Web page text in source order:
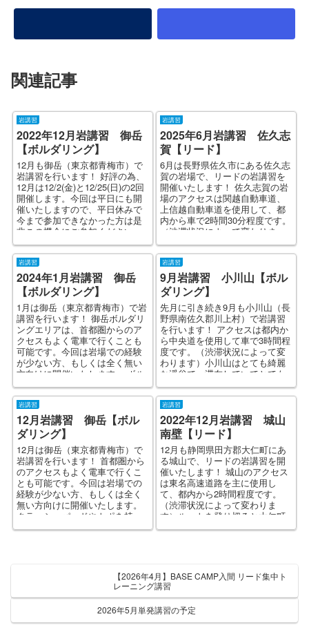
関連記事
岩講習
2022年12月岩講習 御岳
【ボルダリング】
12月も御岳（東京都青梅市）で
岩講習を行います！ 好評の為、
12月は12/2(金)と12/25(日)の2回
開催します。今回は平日にも開
催いたしますので、平日休みで
今まで参加できなかった方は是
非この機会にご参加ください。
...
岩講習
2025年6月岩講習 佐久志
賀【リード】
6月は長野県佐久市にある佐久志
賀の岩場で、リードの岩講習を
開催いたします！ 佐久志賀の岩
場のアクセスは関越自動車道、
上信越自動車道を使用して、都
内から車で2時間30分程度です。
（渋滞状況によって変わりま
す）新幹線を使用する場...
岩講習
2024年1月岩講習 御岳
【ボルダリング】
1月は御岳（東京都青梅市）で岩
講習を行います！ 御岳ボルダリ
ングエリアは、首都圏からのア
クセスもよく電車で行くことも
可能です。今回は岩場での経験
が少ない方、もしくは全く無い
方向けに開催いたします。 ボル
ダリングマット(...
岩講習
9月岩講習 小川山【ボル
ダリング】
先月に引き続き9月も小川山（長
野県南佐久郡川上村）で岩講習
を行います！ アクセスは都内か
ら中央道を使用して車で3時間程
度です。（渋滞状況によって変
わります）小川山はとても綺麗
な渓谷で、滞在していてとても
気持ちが良い場所です。...
岩講習
12月岩講習 御岳【ボル
ダリング】
12月は御岳（東京都青梅市）で
岩講習を行います！ 首都圏から
のアクセスもよく電車で行くこ
とも可能です。今回は岩場での
経験が少ない方、もしくは全く
無い方向けに開催いたします。
クラッシュパッドやトポを持っ
ていなくてもOKです。 ...
岩講習
2022年12月岩講習 城山
南壁【リード】
12月も静岡県田方郡大仁町にあ
る城山で、リードの岩講習を開
催いたします！ 城山のアクセス
は東名高速道路を主に使用し
て、都内から2時間程度です。
（渋滞状況によって変わりま
す）ルートを登り切ると大仁町
の街並みが一望できます。 ...
【2026年4月】BASE CAMP入間 リード集中ト
レーニング講習
2026年5月単発講習の予定